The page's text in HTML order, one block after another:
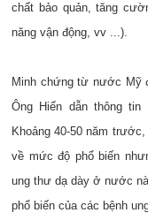
chất bảo quản, tăng
năng vận động, vv ...).
Minh chứng từ nước Mỹ
Ông Hiển dẫn thông
Khoảng 40-50 năm
về mức độ phổ biến
ung thư dạ dày ở nước
phổ biến của các bệnh